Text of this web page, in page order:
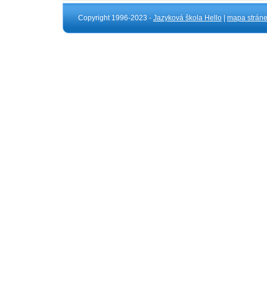
Copyright 1996-2023 - Jazyková škola Hello mapa